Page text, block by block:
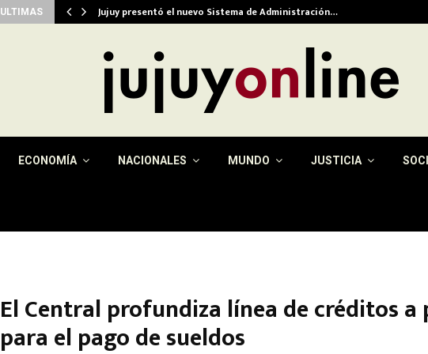
ULTIMAS Jujuy presentó el nuevo Sistema de Administración…
ECONOMÍA NACIONALES MUNDO JUSTICIA
El Central profundiza línea de créditos a
para el pago de sueldos